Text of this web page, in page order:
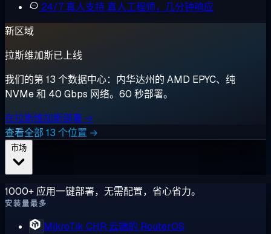
24/7 真人支持 真人工程师，几分钟响应
新区域
拉斯维加斯已上线
我们的第 13 个数据中心：内华达州的 AMD EPYC、纯
NVMe 和 40 Gbps 网络。60 秒部署。
在拉斯维加斯部署 →
查看全部 13 个位置 →
1000+ 应用一键部署，无需配置，省心省力。
安装量最多
MikroTik CHR 云端的 RouterOS